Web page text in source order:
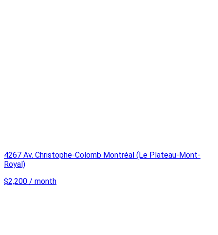
4267 Av. Christophe-Colomb Montréal (Le Plateau-Mont-
Royal)
$2,200 / month